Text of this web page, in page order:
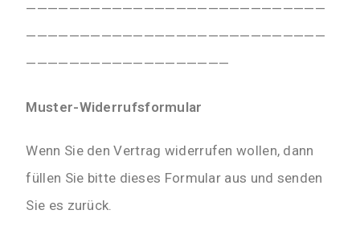
————————————————————————————
————————————————————————————
———————————————————
Muster-Widerrufsformular
Wenn Sie den Vertrag widerrufen wollen, dann
füllen Sie bitte dieses Formular aus und senden
Sie es zurück.